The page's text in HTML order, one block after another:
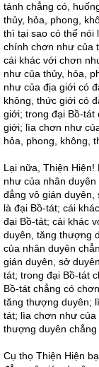
tánh chẳng có,
thủy, hỏa, phong,
thì tại sao có thể nói
chính chơn như của
cái khác với chơn
như của thủy, hỏa,
như của địa giới có
không, thức giới có
giới; trong đại Bồ-tát
giới; lìa chơn như
hỏa, phong, không,
Lại nữa, Thiện
như của nhân
đẳng vô gián
là đại Bồ-tát; cái
đại Bồ-tát; cái khác
duyên, tăng thượng
của nhân duyên
gián duyên, sở
tát; trong đại Bồ-tát
Bồ-tát chẳng có
tăng thượng duyên;
tát; lìa chơn như của
thượng duyên
Cụ thọ Thiện Hiện